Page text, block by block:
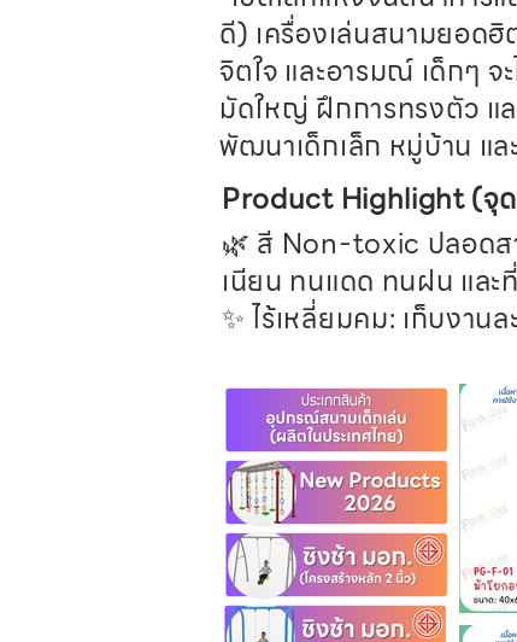
ดี) เครื่องเล่นสนามยอด
จิตใจ และอารมณ์ เด็กๆ
มัดใหญ่ ฝึกการทรงตัว แ
พัฒนาเด็กเล็ก หมู่บ้าน แ
Product Highlight (จุ
🌿 สี Non-toxic ปลอด
เนียน ทนแดด ทนฝน แล
✨ ไร้เหลี่ยมคม: เก็บงา